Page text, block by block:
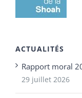
ACTUALITÉS
Rapport moral
29 juillet 2026